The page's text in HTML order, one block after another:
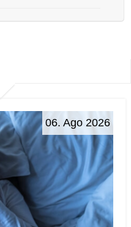
06. Ago 2026